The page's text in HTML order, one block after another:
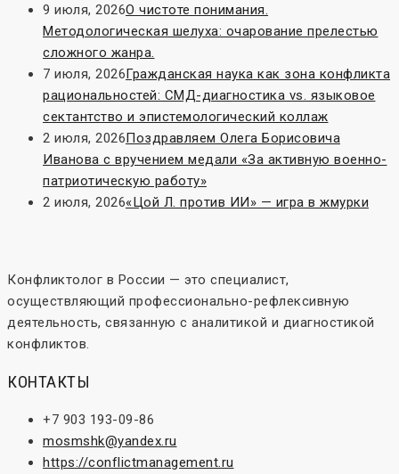
9 июля, 2026О чистоте понимания.
Методологическая шелуха: очарование прелестью
сложного жанра.
7 июля, 2026Гражданская наука как зона конфликта
рациональностей: СМД-диагностика vs. языковое
сектантство и эпистемологический коллаж
2 июля, 2026Поздравляем Олега Борисовича
Иванова с вручением медали «За активную военно-
патриотическую работу»
2 июля, 2026«Цой Л. против ИИ» — игра в жмурки
Конфликтолог в России — это специалист,
осуществляющий профессионально-рефлексивную
деятельность, связанную с аналитикой и диагностикой
конфликтов.
КОНТАКТЫ
+7 903 193-09-86
mosmshk@yandex.ru
https://conflictmanagement.ru